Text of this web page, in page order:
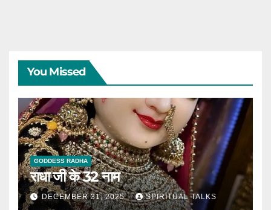
You Missed
GODDESS RADHA
राधा जी के 32 नाम
DECEMBER 31, 2025 SPIRITUAL TALKS